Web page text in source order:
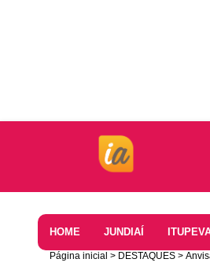
HOME JUNDIAÍ
Página inicial DESTAQUES